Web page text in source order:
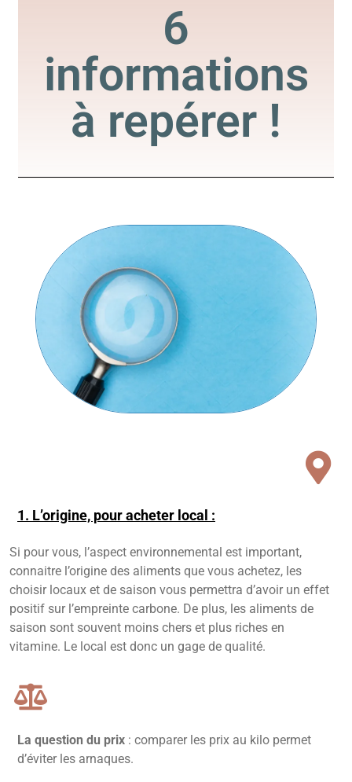
6
informations
à repérer !
1. L’origine, pour acheter local :
Si pour vous, l’aspect environnemental est important,
connaitre l’origine des aliments que vous achetez, les
choisir locaux et de saison vous permettra d’avoir un effet
positif sur l’empreinte carbone. De plus, les aliments de
saison sont souvent moins chers et plus riches en
vitamine. Le local est donc un gage de qualité.
La question du prix : comparer les prix au kilo permet
d’éviter les arnaques.